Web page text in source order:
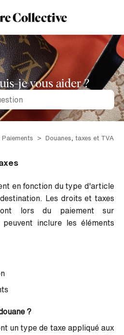
je vous aider ?
Paiements Douanes, taxes et TVA
en fonction du type d'article
Les droits et taxes
lors du paiement sur
inclure les éléments
?
un type de taxe appliqué aux